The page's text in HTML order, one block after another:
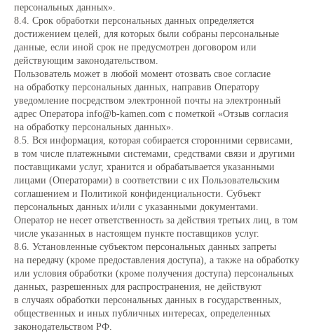
персональных данных».
8.4. Срок обработки персональных данных определяется
достижением целей, для которых были собраны персональные
данные, если иной срок не предусмотрен договором или
действующим законодательством.
Пользователь может в любой момент отозвать свое согласие
на обработку персональных данных, направив Оператору
уведомление посредством электронной почты на электронный
адрес Оператора info@b-kamen.com с пометкой «Отзыв согласия
на обработку персональных данных».
8.5. Вся информация, которая собирается сторонними сервисами,
в том числе платежными системами, средствами связи и другими
поставщиками услуг, хранится и обрабатывается указанными
лицами (Операторами) в соответствии с их Пользовательским
соглашением и Политикой конфиденциальности. Субъект
персональных данных и/или с указанными документами.
Оператор не несет ответственность за действия третьих лиц, в том
числе указанных в настоящем пункте поставщиков услуг.
8.6. Установленные субъектом персональных данных запреты
на передачу (кроме предоставления доступа), а также на обработку
или условия обработки (кроме получения доступа) персональных
данных, разрешенных для распространения, не действуют
в случаях обработки персональных данных в государственных,
общественных и иных публичных интересах, определенных
законодательством РФ.